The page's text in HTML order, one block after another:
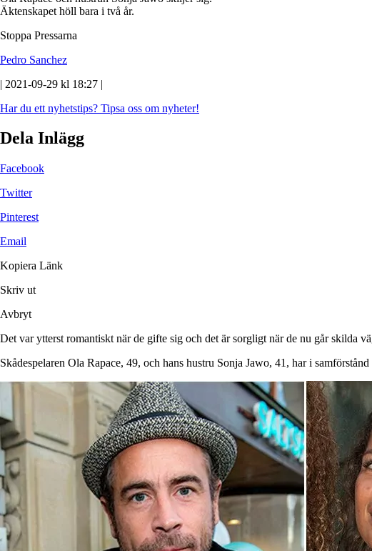
Äktenskapet höll bara i två år.
Stoppa Pressarna
Pedro Sanchez
| 2021-09-29 kl 18:27 |
Har du ett nyhetstips? Tipsa oss om nyheter!
Dela Inlägg
Facebook
Twitter
Pinterest
Email
Kopiera Länk
Skriv ut
Avbryt
Det var ytterst romantiskt när de gifte sig och det är sorgligt när de nu går skilda
Skådespelaren Ola Rapace, 49, och hans hustru Sonja Jawo, 41, har i